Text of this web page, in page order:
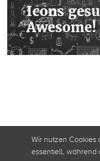
Icons
Awesome!
Wir nutzen Cookies
essentiell, während